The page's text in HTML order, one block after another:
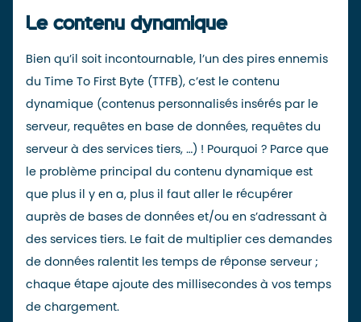
Le contenu dynamique
Bien qu’il soit incontournable, l’un des pires ennemis
du Time To First Byte (TTFB), c’est le contenu
dynamique (contenus personnalisés insérés par le
serveur, requêtes en base de données, requêtes du
serveur à des services tiers, …) ! Pourquoi ? Parce que
le problème principal du contenu dynamique est
que plus il y en a, plus il faut aller le récupérer
auprès de bases de données et/ou en s’adressant à
des services tiers. Le fait de multiplier ces demandes
de données ralentit les temps de réponse serveur ;
chaque étape ajoute des millisecondes à vos temps
de chargement.